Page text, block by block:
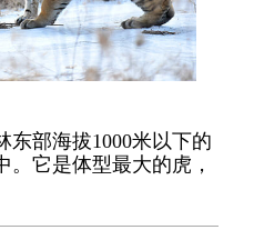
东部海拔1000米以下的
。它是体型最大的虎，